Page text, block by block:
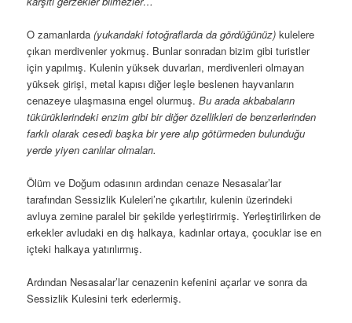
O zamanlarda(yukarıdaki fotoğraflarda da gördüğünüz) kulelere
çıkan merdivenler yokmuş. Bunlar sonradan bizim gibi turistler
için yapılmış. Kulenin yüksek duvarları, merdivenleri olmayan
yüksek girişi, metal kapısı diğer leşle beslenen hayvanların
cenazeye ulaşmasına engel olurmuş.Bu arada akbabaların
tükürüklerindeki enzim gibi bir diğer özellikleri de benzerlerinden
farklı olarak cesedi başka bir yere alıp götürmeden bulunduğu
yerde yiyen canlılar olmaları.
Ölüm ve Doğum odasının ardından cenaze Nesasalar’lar
tarafından Sessizlik Kuleleri’ne çıkartılır, kulenin üzerindeki
avluya zemine paralel bir şekilde yerleştirirmiş. Yerleştirilirken de
erkekler avludaki en dış halkaya, kadınlar ortaya, çocuklar ise en
içteki halkaya yatırılırmış.
Ardından Nesasalar’lar cenazenin kefenini açarlar ve sonra da
Sessizlik Kulesini terk ederlermiş.